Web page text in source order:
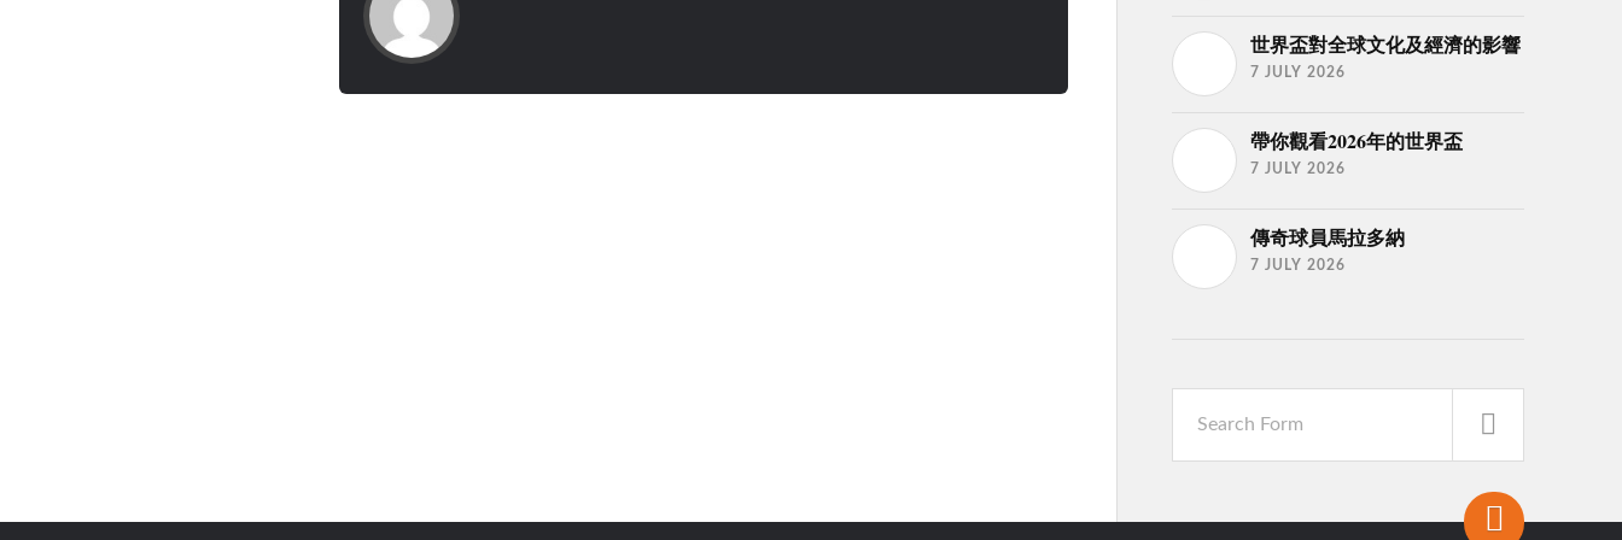
世界盃對全球文化及經濟的影響
7 JULY 2026
帶你觀看2026年的世界盃
7 JULY 2026
傳奇球員馬拉多納
7 JULY 2026